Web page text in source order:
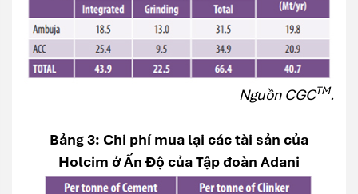
Nguồn CGCTM.
Bảng 3: Chi phí mua lại các tài sản của
Holcim ở Ấn Độ của Tập đoàn Adani